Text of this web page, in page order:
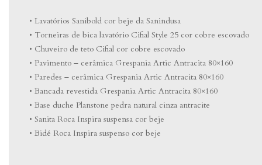
• Lavatórios Sanibold cor beje da Sanindusa
• Torneiras de bica lavatório Cifial Style 25 cor cobre escovado
• Chuveiro de teto Cifial cor cobre escovado
• Pavimento – cerâmica Grespania Artic Antracita 80×160
• Paredes – cerâmica Grespania Artic Antracita 80×160
• Bancada revestida Grespania Artic Antracita 80×160
• Base duche Planstone pedra natural cinza antracite
• Sanita Roca Inspira suspensa cor beje
• Bidé Roca Inspira suspenso cor beje